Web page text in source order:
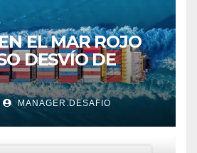
EL MAR ROJO
DESVÍO DE
MANAGER.DESAFIO